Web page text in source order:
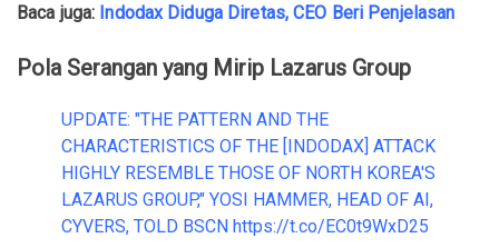
Baca juga: Indodax Diduga Diretas, CEO Beri Penjelasan
Pola Serangan yang Mirip Lazarus Group
UPDATE: "THE PATTERN AND THE
CHARACTERISTICS OF THE [INDODAX] ATTACK
HIGHLY RESEMBLE THOSE OF NORTH KOREA'S
LAZARUS GROUP," YOSI HAMMER, HEAD OF AI,
CYVERS, TOLD BSCN https://t.co/EC0t9WxD25